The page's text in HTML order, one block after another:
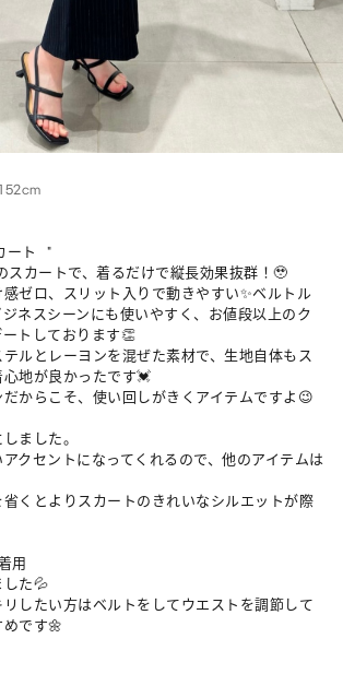
152cm
ート  "
スカートで、着るだけで縦長効果抜群！🥹
ゼロ、スリット入りで動きやすい✨ベルトル
ネスシーンにも使いやすく、お値段以上のク
トしております👏
ルとレーヨンを混ぜた素材で、生地自体もス
心地が良かったです💓
からこそ、使い回しがきくアイテムですよ😉
ました。
クセントになってくれるので、他のアイテムは
くとよりスカートのきれいなシルエットが際
用
した💦
したい方はベルトをしてウエストを調節して
です🌼